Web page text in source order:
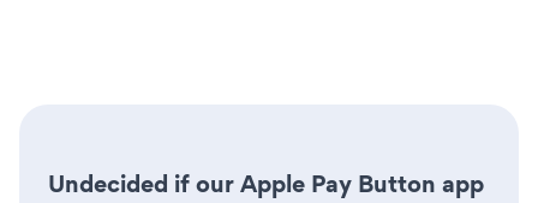
Undecided if our Apple Pay Button app